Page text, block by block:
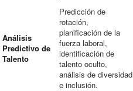
Análisis
Predictivo de
Talento
Predicción de
rotación,
planificación de la
fuerza laboral,
identificación de
talento oculto,
análisis de diversidad
e inclusión.